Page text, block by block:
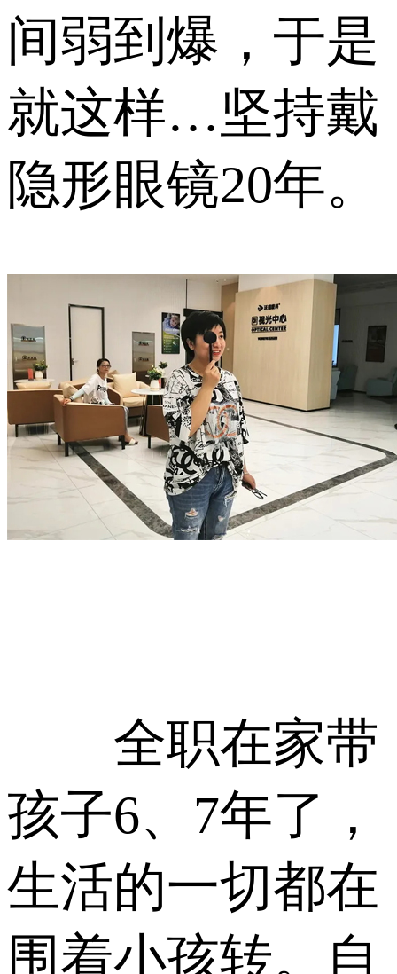
间弱到爆，于是
就这样…坚持戴
隐形眼镜20年。
全职在家带
孩子6、7年了，
生活的一切都在
围着小孩转。自